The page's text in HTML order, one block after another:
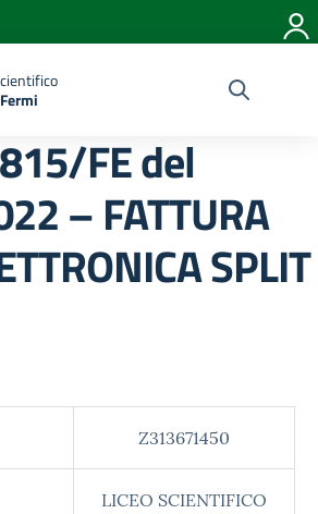
FE del
– FATTURA
SPLIT
Z313671450
LICEO SCIENTIFICO